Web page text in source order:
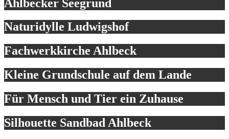
Ahlbecker Seegrund
Naturidylle Ludwigshof
Fachwerkkirche Ahlbeck
Kleine Grundschule auf dem Lande
Für Mensch und Tier ein Zuhause
Silhouette Sandbad Ahlbeck